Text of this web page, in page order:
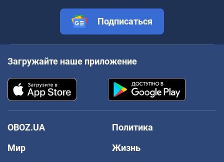
Подписаться
Загружайте наше приложение
OBOZ.UA
Политика
Мир
Жизнь